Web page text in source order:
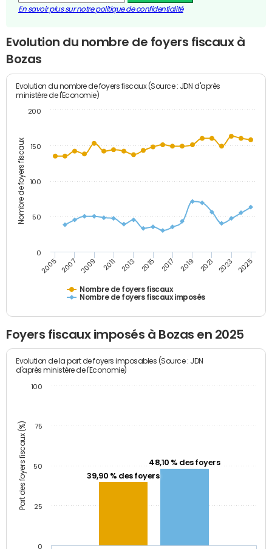
En savoir plus sur notre politique de confidentialité
Evolution du nombre de foyers fiscaux à
Bozas
Nombre de foyers fiscaux
Evolution du nombre de foyers fiscaux (Source : JDN d'après
ministère de l'Economie)
Nombre de foyers fiscaux
Nombre de foyers fiscaux imposés
2005 2007 2009 2011 2013 2015 2017 2019 2021 2023 2025
0
50
100
150
200
Foyers fiscaux imposés à Bozas en 2025
Part des foyers fiscaux (%)
Evolution de la part de foyers imposables (Source : JDN
d'après ministère de l'Economie)
39,90 % des foyers
48,10 % des foyers
0
25
50
75
100